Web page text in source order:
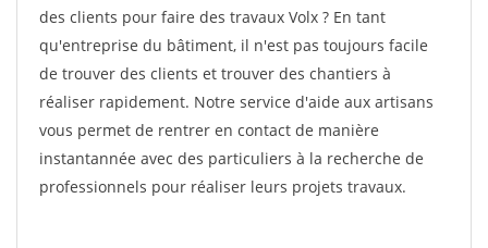
des clients pour faire des travaux Volx ? En tant
qu'entreprise du bâtiment, il n'est pas toujours facile
de trouver des clients et trouver des chantiers à
réaliser rapidement. Notre service d'aide aux artisans
vous permet de rentrer en contact de manière
instantannée avec des particuliers à la recherche de
professionnels pour réaliser leurs projets travaux.